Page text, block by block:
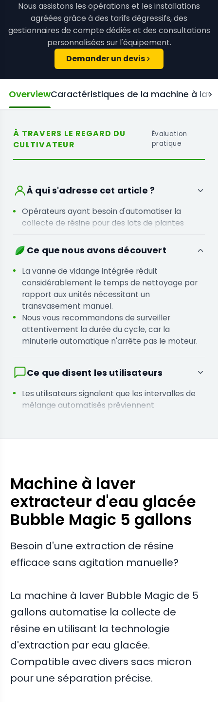
Nous assistons les opérations et les installations
agréées grâce à des tarifs dégressifs, des
gestionnaires de compte dédiés et des consultations
personnalisées sur l'équipement.
Demander un devis
OverviewCaractéristiques de la machine à
À TRAVERS LE REGARD DU
CULTIVATEUR
Évaluation
pratique
À qui s'adresse cet article ?
Opérateurs ayant besoin d'automatiser la
collecte de résine pour des lots de plantes
manuelle.
Producteurs qui privilégient la cohérence des
processus et qui ont besoin d'un
chronométrage automatisé pour éviter le
surtraitement du matériel.
Ce que nous avons découvert
La vanne de vidange intégrée réduit
considérablement le temps de nettoyage par
rapport aux unités nécessitant un
transvasement manuel.
Nous vous recommandons de surveiller
attentivement la durée du cycle, car la
minuterie automatique n'arrête pas le moteur.
Ce que disent les utilisateurs
Les utilisateurs signalent que les intervalles de
mélange automatisés préviennent
Les opérateurs affirment que la durée
constante.
Machine à laver
extracteur d'eau glacée
Bubble Magic 5 gallons
Besoin d'une extraction de résine
efficace sans agitation manuelle?
La machine à laver Bubble Magic de 5
gallons automatise la collecte de
résine en utilisant la technologie
d'extraction par eau glacée.
Compatible avec divers sacs micron
pour une séparation précise.